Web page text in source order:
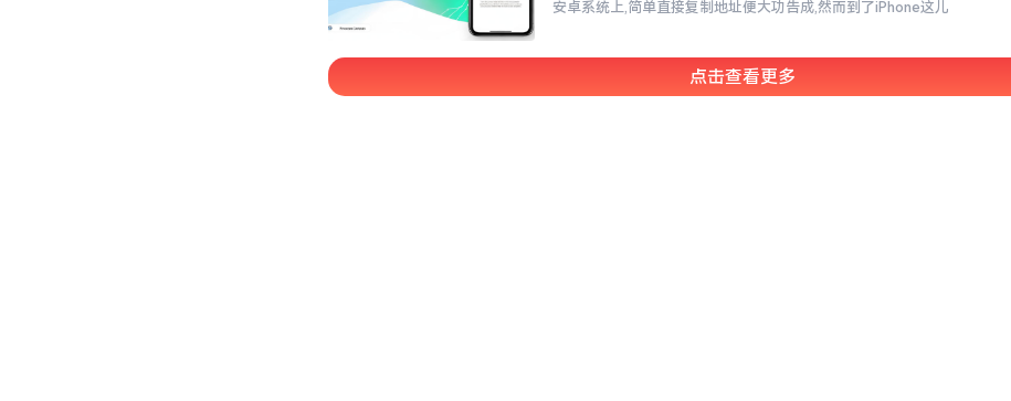
安卓系统上,简单直接复制地址便大功告成,然而到了iPhone这儿
点击查看更多